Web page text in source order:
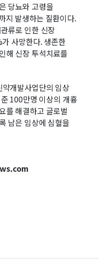
당뇨와 고령을
지 발생하는 질환이다.
류로 인한 신장
사망한다. 생존한
해 신장 투석치료를
개발사업단의 임상
100만명 이상의 개흉
를 해결하고 글로벌
남은 임상에 심혈을